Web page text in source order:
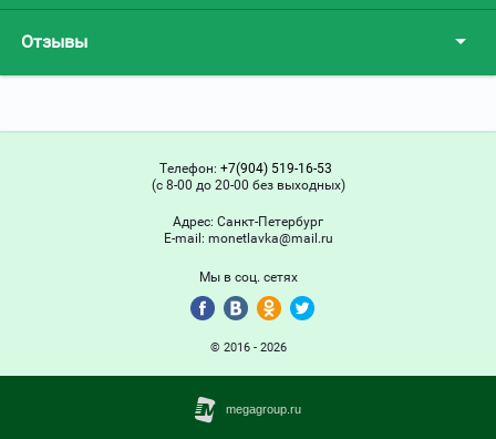
Отзывы
Телефон: +7(904) 519-16-53
(с 8-00 до 20-00 без выходных)
Адрес: Санкт-Петербург
Е-mail: monetlavka@mail.ru
Мы в соц. сетях
© 2016 - 2026